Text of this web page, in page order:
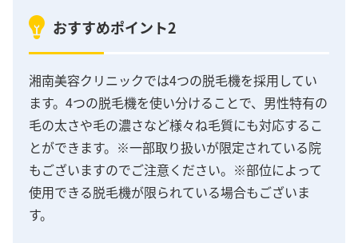
おすすめポイント2
湘南美容クリニックでは4つの脱毛機を採用してい
ます。4つの脱毛機を使い分けることで、男性特有の
毛の太さや毛の濃さなど様々ね毛質にも対応するこ
とができます。※一部取り扱いが限定されている院
もございますのでご注意ください。※部位によって
使用できる脱毛機が限られている場合もございま
す。